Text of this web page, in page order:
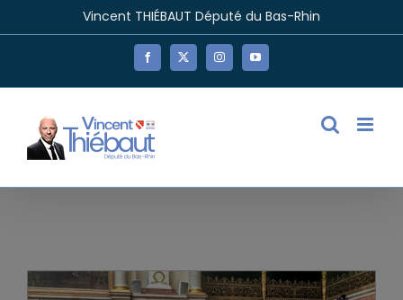
Vincent THIÉBAUT Député du Bas-Rhin
Facebook
X InstagramYouTube